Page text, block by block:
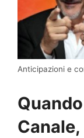
Anticipazioni e